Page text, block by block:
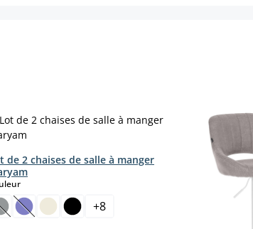
de 2 chaises de salle à manger
select
option n'est pas disponible pour le moment.)
(Cette option n'est pas disponible pour le
+8